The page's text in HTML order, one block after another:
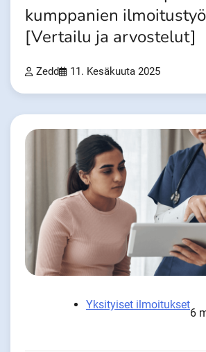
kumppanien
[Vertailu ja arvostelut]
Zedd 11. Kesäkuuta 2025
Yksityiset ilmoitukset
6